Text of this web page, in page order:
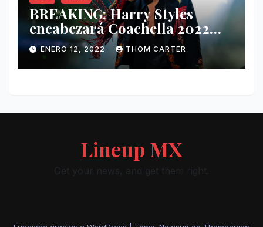
BREAKING: Harry Styles
encabezará Coachella 2022
junto a Kanye West y Billie
Eilish.
ENERO 12, 2022 THOM CARTER
Lineup MX
Get your news, and get them right.